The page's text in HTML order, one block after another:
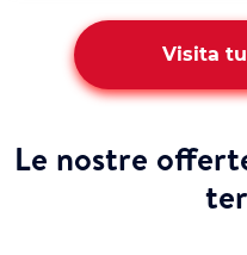
Visita
Le nostre